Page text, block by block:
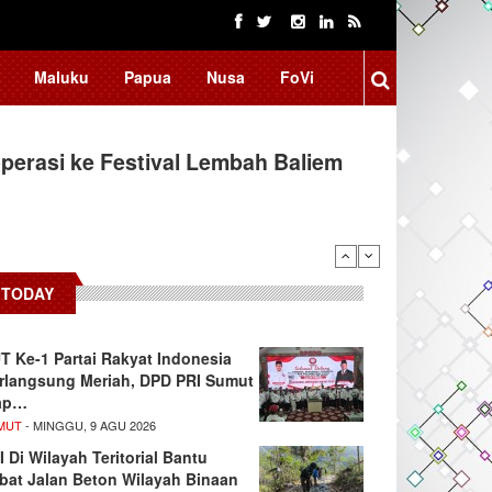
Maluku Papua Nusa FoVi
ke Festival Lembah Baliem
BRIN Fokus Kembangkan
TODAY
Ke-1 Partai Rakyat Indonesia
Meriah, DPD PRI Sumut
- MINGGU, 9 AGU 2026
Di Wilayah Teritorial Bantu
Jalan Beton Wilayah Binaan